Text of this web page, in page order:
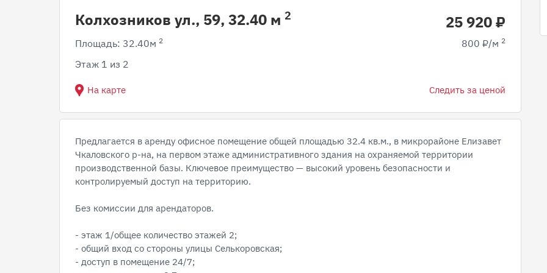
Колхозников ул., 59, 32.40 м 2 25 920 ₽
Площадь: 32.40м 2
Этаж 1 из 2
800 ₽/м 2
На карте Следить за ценой
Предлагается в аренду офисное помещение общей площадью 32.4 кв.м., в микрорайоне Елизавет
Чкаловского р-на, на первом этаже административного здания на охраняемой территории
производственной базы. Ключевое преимущество — высокий уровень безопасности и
контролируемый доступ на территорию.
Без комиссии для арендаторов.
- этаж 1/общее количество этажей 2;
- общий вход со стороны улицы Селькоровская;
- доступ в помещение 24/7;